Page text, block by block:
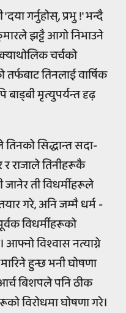
गर्नुहोस्, प्रभु !' भन्दै
झट्टै आगो निभाउने
चर्चको
तिनलाई वार्षिक
बाड्बी मृत्युपर्यन्त दृढ़
सिद्धान्त सदा-
र राजाले तिनीहरूकै
ती विधर्मीहरूले
गरे, अनि जम्मै धर्म -
विधर्मीहरूको
आफ्नो विश्वास नत्याग्ने
हुन्छ भनी घोषणा
बिशपले पनि ठीक
विरोधमा घोषणा गरे।